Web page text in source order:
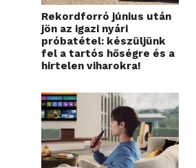
Rekordforró június után
jön az igazi nyári
próbatétel: készüljünk
fel a tartós hőségre és a
hirtelen viharokra!